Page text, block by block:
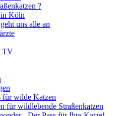
?
Köln
uns alle an
TV
für wilde Katzen
für wildlebende Straßenkatzen